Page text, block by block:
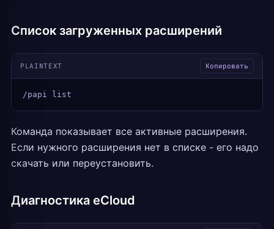
Список загруженных расширений
PLAINTEXT Копировать
/papi list
Команда показывает все активные расширения.
Если нужного расширения нет в списке - его надо
скачать или переустановить.
Диагностика eCloud